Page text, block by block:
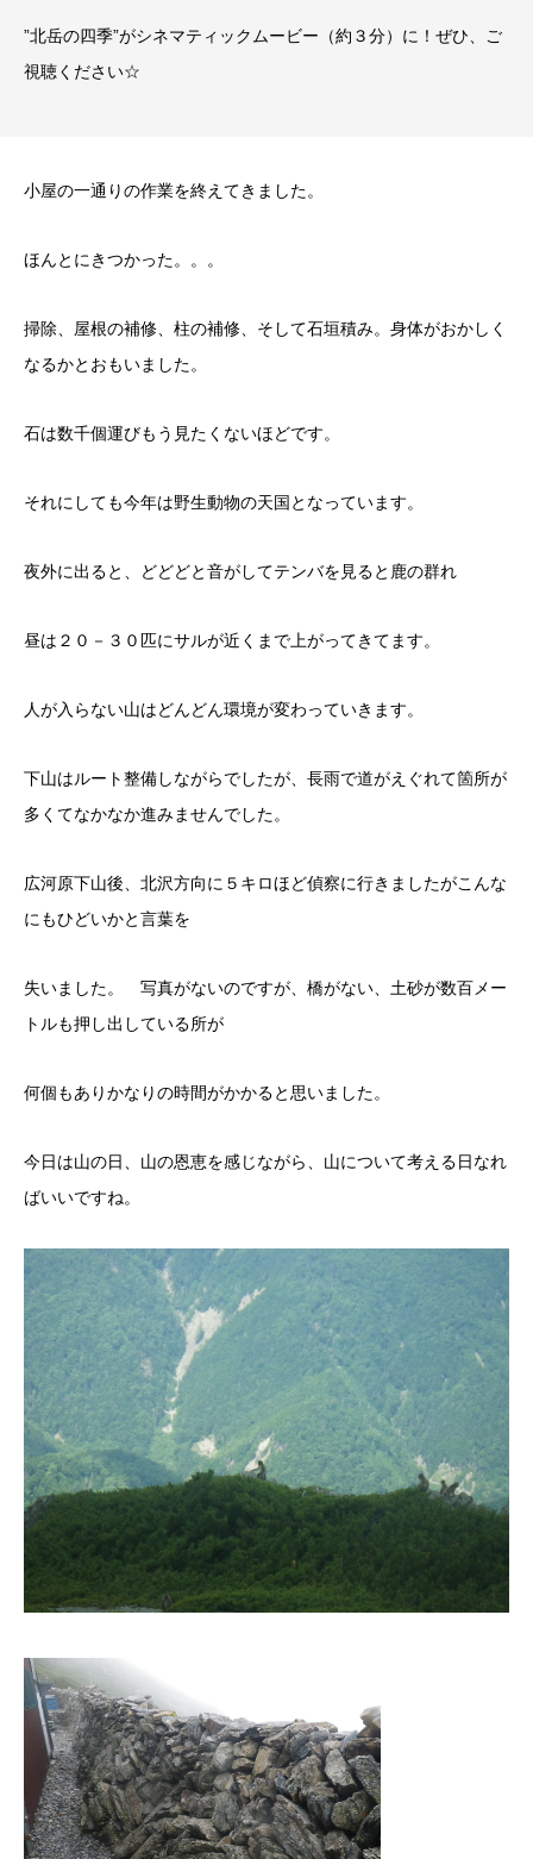
”北岳の四季”がシネマティックムービー（約３分）に！ぜひ、ご
視聴ください☆
小屋の一通りの作業を終えてきました。
ほんとにきつかった。。。
掃除、屋根の補修、柱の補修、そして石垣積み。身体がおかしく
なるかとおもいました。
石は数千個運びもう見たくないほどです。
それにしても今年は野生動物の天国となっています。
夜外に出ると、どどどと音がしてテンバを見ると鹿の群れ
昼は２０－３０匹にサルが近くまで上がってきてます。
人が入らない山はどんどん環境が変わっていきます。
下山はルート整備しながらでしたが、長雨で道がえぐれて箇所が
多くてなかなか進みませんでした。
広河原下山後、北沢方向に５キロほど偵察に行きましたがこんな
にもひどいかと言葉を
失いました。 写真がないのですが、橋がない、土砂が数百メー
トルも押し出している所が
何個もありかなりの時間がかかると思いました。
今日は山の日、山の恩恵を感じながら、山について考える日なれ
ばいいですね。